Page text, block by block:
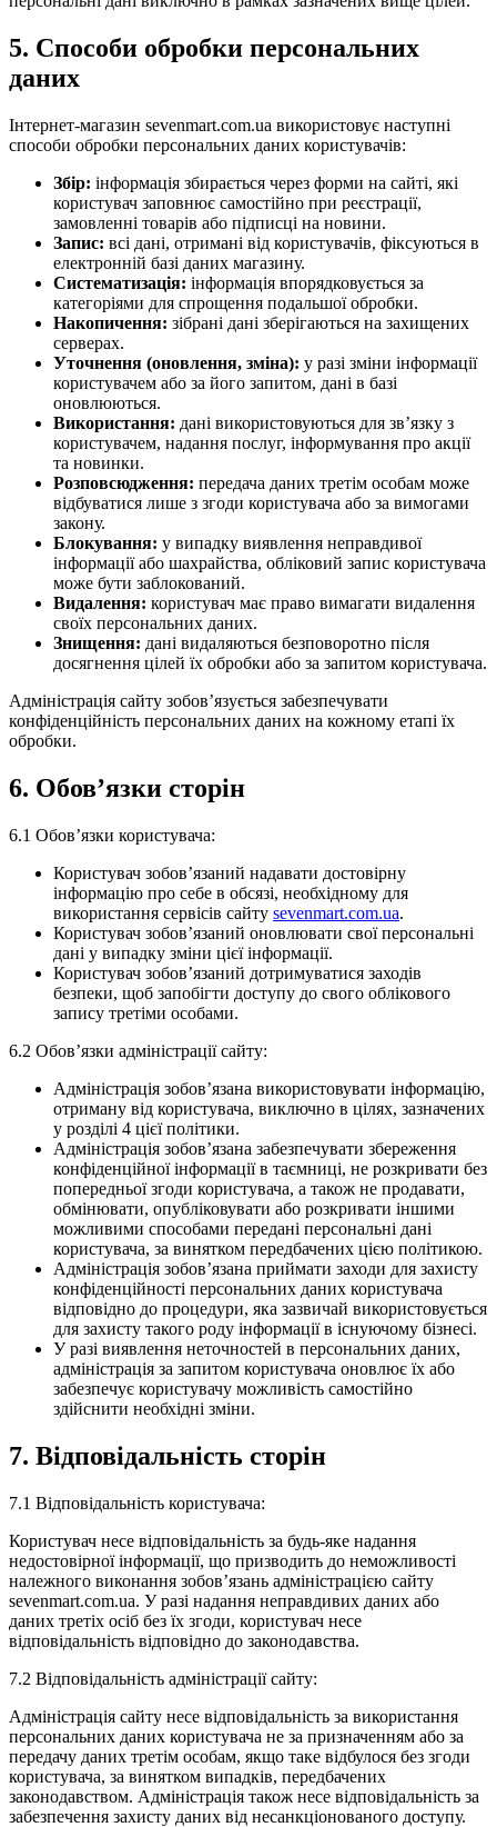
5. Способи обробки персональних
даних
Інтернет-магазин sevenmart.com.ua використовує наступні
способи обробки персональних даних користувачів:
Збір: інформація збирається через форми на сайті, які
користувач заповнює самостійно при реєстрації,
замовленні товарів або підписці на новини.
Запис: всі дані, отримані від користувачів, фіксуються в
електронній базі даних магазину.
Систематизація: інформація впорядковується за
категоріями для спрощення подальшої обробки.
Накопичення: зібрані дані зберігаються на захищених
серверах.
Уточнення (оновлення, зміна): у разі зміни інформації
користувачем або за його запитом, дані в базі
оновлюються.
Використання: дані використовуються для зв’язку з
користувачем, надання послуг, інформування про акції
та новинки.
Розповсюдження: передача даних третім особам може
відбуватися лише з згоди користувача або за вимогами
закону.
Блокування: у випадку виявлення неправдивої
інформації або шахрайства, обліковий запис користувача
може бути заблокований.
Видалення: користувач має право вимагати видалення
своїх персональних даних.
Знищення: дані видаляються безповоротно після
досягнення цілей їх обробки або за запитом користувача.
Адміністрація сайту зобов’язується забезпечувати
конфіденційність персональних даних на кожному етапі їх
обробки.
6. Обов’язки сторін
6.1 Обов’язки користувача:
Користувач зобов’язаний надавати достовірну
інформацію про себе в обсязі, необхідному для
використання сервісів сайту sevenmart.com.ua.
Користувач зобов’язаний оновлювати свої персональні
дані у випадку зміни цієї інформації.
Користувач зобов’язаний дотримуватися заходів
безпеки, щоб запобігти доступу до свого облікового
запису третіми особами.
6.2 Обов’язки адміністрації сайту:
Адміністрація зобов’язана використовувати інформацію,
отриману від користувача, виключно в цілях, зазначених
у розділі 4 цієї політики.
Адміністрація зобов’язана забезпечувати збереження
конфіденційної інформації в таємниці, не розкривати без
попередньої згоди користувача, а також не продавати,
обмінювати, опубліковувати або розкривати іншими
можливими способами передані персональні дані
користувача, за винятком передбачених цією політикою.
Адміністрація зобов’язана приймати заходи для захисту
конфіденційності персональних даних користувача
відповідно до процедури, яка зазвичай використовується
для захисту такого роду інформації в існуючому бізнесі.
У разі виявлення неточностей в персональних даних,
адміністрація за запитом користувача оновлює їх або
забезпечує користувачу можливість самостійно
здійснити необхідні зміни.
7. Відповідальність сторін
7.1 Відповідальність користувача:
Користувач несе відповідальність за будь-яке надання
недостовірної інформації, що призводить до неможливості
належного виконання зобов’язань адміністрацією сайту
sevenmart.com.ua. У разі надання неправдивих даних або
даних третіх осіб без їх згоди, користувач несе
відповідальність відповідно до законодавства.
7.2 Відповідальність адміністрації сайту:
Адміністрація сайту несе відповідальність за використання
персональних даних користувача не за призначенням або за
передачу даних третім особам, якщо таке відбулося без згоди
користувача, за винятком випадків, передбачених
законодавством. Адміністрація також несе відповідальність за
забезпечення захисту даних від несанкціонованого доступу.